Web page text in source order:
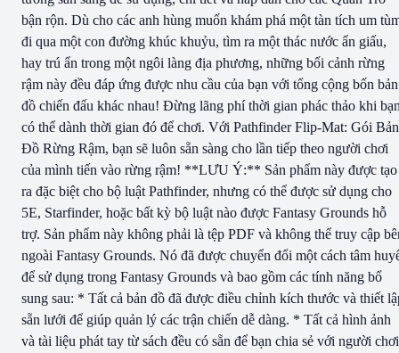
bận rộn. Dù cho các anh hùng muốn khám phá một tàn tích um
đi qua một con đường khúc khuỷu, tìm ra một thác nước ẩn giấu,
hay trú ẩn trong một ngôi làng địa phương, những bối cảnh rừng
rậm này đều đáp ứng được nhu cầu của bạn với tổng cộng bốn bản
đồ chiến đấu khác nhau! Đừng lãng phí thời gian phác thảo khi
có thể dành thời gian đó để chơi. Với Pathfinder Flip-Mat: Gói Bản
Đồ Rừng Rậm, bạn sẽ luôn sẵn sàng cho lần tiếp theo người chơi
của mình tiến vào rừng rậm! **LƯU Ý:** Sản phẩm này được tạo
ra đặc biệt cho bộ luật Pathfinder, nhưng có thể được sử dụng cho
5E, Starfinder, hoặc bất kỳ bộ luật nào được Fantasy Grounds hỗ
trợ. Sản phẩm này không phải là tệp PDF và không thể truy cập
ngoài Fantasy Grounds. Nó đã được chuyển đổi một cách tâm
để sử dụng trong Fantasy Grounds và bao gồm các tính năng bổ
sung sau: * Tất cả bản đồ đã được điều chỉnh kích thước và thiết
sẵn lưới để giúp quản lý các trận chiến dễ dàng. * Tất cả hình ảnh
và tài liệu phát tay từ sách đều có sẵn để bạn chia sẻ với người chơi